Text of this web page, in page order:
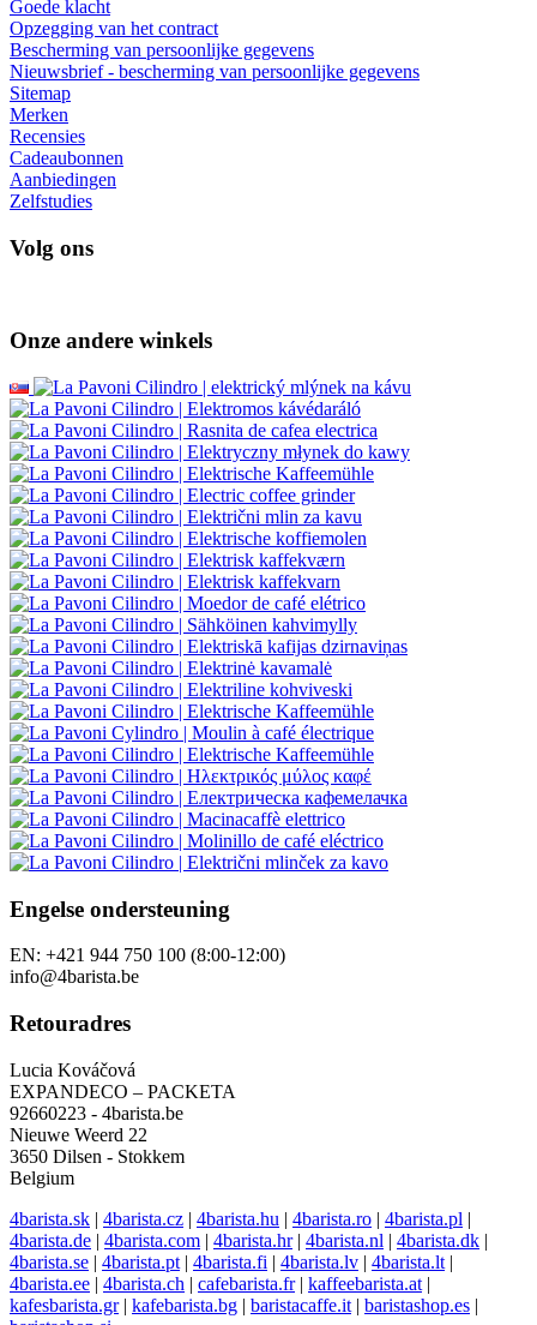
Informatie
Over ons
Terugzenden van goederen
Verzending en betaling
Veilig online betalen GoPay
Voorwaarden
Werk met ons samen
Groothandel
Wacaco - geautoriseerde dealer
Cafelat - geautoriseerde dealer
Contact
Goede klacht
Bescherming van persoonlijke gegevens
Nieuwsbrief - bescherming van persoonlijke gegevens
Sitemap
Merken
Recensies
Cadeaubonnen
Aanbiedingen
Zelfstudies
Volg ons
Onze andere winkels
Engelse ondersteuning
EN: +421 944 750 100 (8:00-12:00)
info@4barista.be